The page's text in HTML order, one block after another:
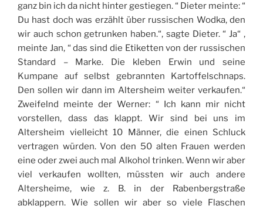
ganz bin ich da nicht hinter gestiegen. “ Dieter meinte: “
Du hast doch was erzählt über russischen Wodka, den
wir auch schon getrunken haben.“, sagte Dieter. “ Ja“ ,
meinte Jan, “ das sind die Etiketten von der russischen
Standard – Marke. Die kleben Erwin und seine
Kumpane auf selbst gebrannten Kartoffelschnaps.
Den sollen wir dann im Altersheim weiter verkaufen.“
Zweifelnd meinte der Werner: “ Ich kann mir nicht
vorstellen, dass das klappt. Wir sind bei uns im
Altersheim vielleicht 10 Männer, die einen Schluck
vertragen würden. Von den 50 alten Frauen werden
eine oder zwei auch mal Alkohol trinken. Wenn wir aber
viel verkaufen wollten, müssten wir auch andere
Altersheime, wie z. B. in der Rabenbergstraße
abklappern. Wie sollen wir aber so viele Flaschen